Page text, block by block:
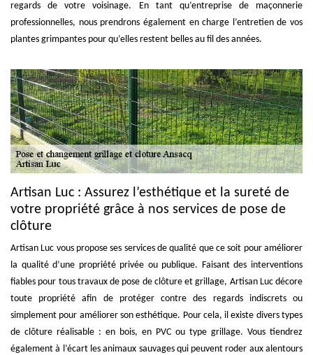
regards de votre voisinage. En tant qu’entreprise de maçonnerie
professionnelles, nous prendrons également en charge l’entretien de vos
plantes grimpantes pour qu’elles restent belles au fil des années.
Artisan Luc : Assurez l’esthétique et la sureté de
votre propriété grâce à nos services de pose de
clôture
Artisan Luc vous propose ses services de qualité que ce soit pour améliorer
la qualité d’une propriété privée ou publique. Faisant des interventions
fiables pour tous travaux de pose de clôture et grillage, Artisan Luc décore
toute propriété afin de protéger contre des regards indiscrets ou
simplement pour améliorer son esthétique. Pour cela, il existe divers types
de clôture réalisable : en bois, en PVC ou type grillage. Vous tiendrez
également à l’écart les animaux sauvages qui peuvent roder aux alentours